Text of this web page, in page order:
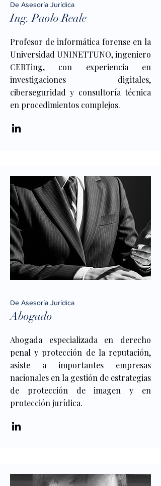
De Asesoría Jurídica
Ing. Paolo Reale
Profesor de informática forense en la
Universidad UNINETTUNO, ingeniero
CERTing, con experiencia en
investigaciones digitales,
ciberseguridad y consultoría técnica
en procedimientos complejos.
De Asesoría Jurídica
Abogado
Abogada especializada en derecho
penal y protección de la reputación,
asiste a importantes empresas
nacionales en la gestión de estrategias
de protección de imagen y en
protección jurídica.